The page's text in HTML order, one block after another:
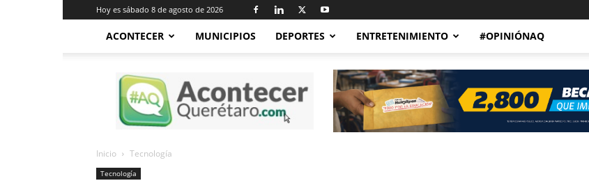
Hoy es sábado 8 de agosto de 2026
ACONTECER MUNICIPIOS DEPORTES ENTRETENIMIENTO #OPINIÓNAQ
Acontecer
Querétaro
Inicio Tecnología
Tecnología